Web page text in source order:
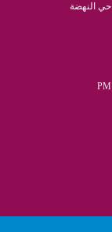
حي النهضة